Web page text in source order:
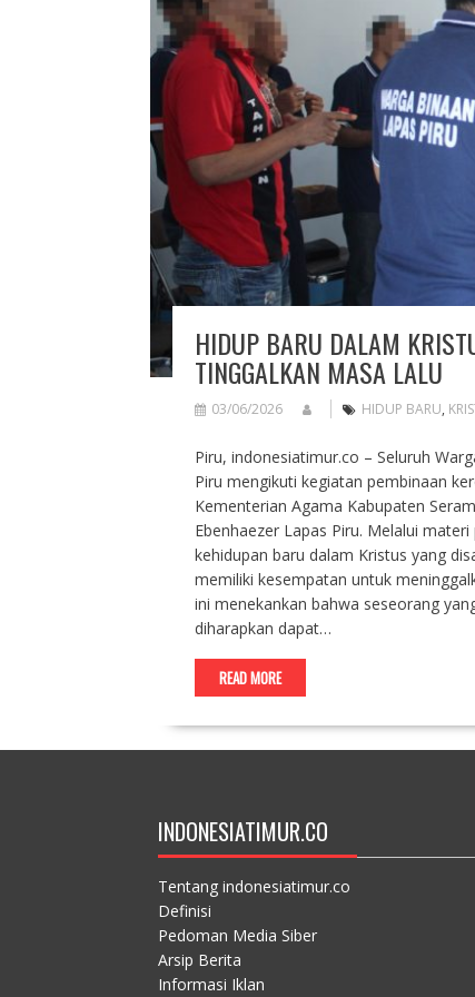
HIDUP BARU DALAM
TINGGALKAN MASA LALU
03/06/2026 HIDUP BARU,
Piru, indonesiatimur.co – Seluruh
Piru mengikuti kegiatan pembinaan
Kementerian Agama Kabupaten
Ebenhaezer Lapas Piru. Melalui
kehidupan baru dalam Kristus yang
memiliki kesempatan untuk
ini menekankan bahwa seseorang
diharapkan dapat…
READ MORE
INDONESIATIMUR.CO
Tentang indonesiatimur.co
Definisi
Pedoman Media Siber
Arsip Berita
Informasi Iklan